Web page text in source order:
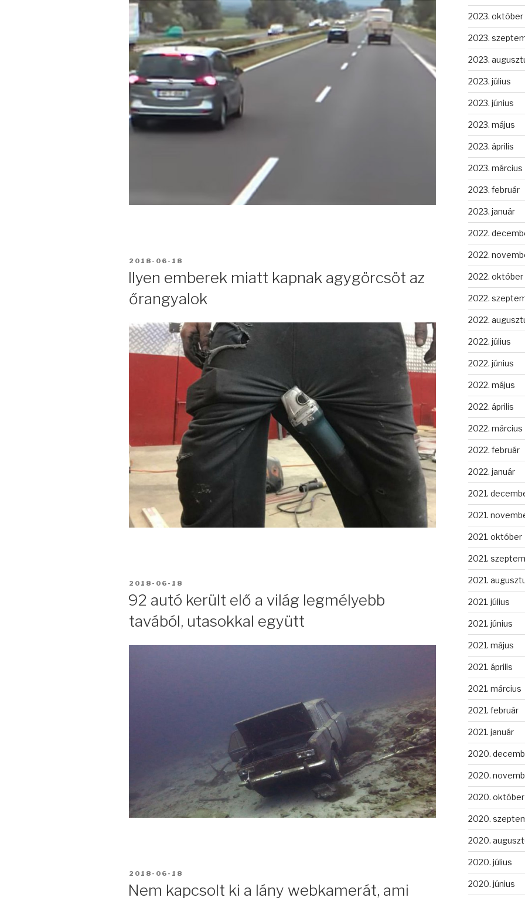
BEKÜLDVE:
2018-06-18
Ilyen emberek miatt kapnak agygörcsöt az
őrangyalok
BEKÜLDVE:
2018-06-18
92 autó került elő a világ legmélyebb
tavából, utasokkal együtt
BEKÜLDVE:
2018-06-18
Nem kapcsolt ki a lány webkamerát, ami
2023. október
2023.
2023.
2023. július
2023. június
2023. május
2023. április
2023. március
2023. február
2023. január
2022.
2022.
2022. október
2022.
2022.
2022. július
2022. június
2022. május
2022. április
2022. március
2022. február
2022. január
2021.
2021.
2021. október
2021.
2021.
2021. július
2021. június
2021. május
2021. április
2021. március
2021. február
2021. január
2020.
2020.
2020. október
2020.
2020.
2020. július
2020. június